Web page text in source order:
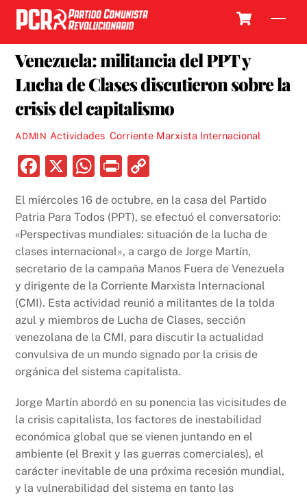
Skip
content
Venezuela: militancia del PPT y
Lucha de Clases discutieron sobre la
crisis del capitalismo
ADMIN Actividades, Corriente Marxista Internacional
F
c
e
b
o
o
k
X
W
at
s
A
p
p
P
nt p
y
Li
n
k
El miércoles 16 de octubre, en la casa del Partido
Patria Para Todos (PPT), se efectuó el conversatorio:
«Perspectivas mundiales: situación de la lucha de
clases internacional», a cargo de Jorge Martín,
secretario de la campaña Manos Fuera de Venezuela
y dirigente de la Corriente Marxista Internacional
(CMI). Esta actividad reunió a militantes de la tolda
azul y miembros de Lucha de Clases, sección
venezolana de la CMI, para discutir la actualidad
convulsiva de un mundo signado por la crisis de
orgánica del sistema capitalista.
Jorge Martín abordó en su ponencia las vicisitudes de
la crisis capitalista, los factores de inestabilidad
económica global que se vienen juntando en el
ambiente (el Brexit y las guerras comerciales), el
carácter inevitable de una próxima recesión mundial,
y la vulnerabilidad del sistema en tanto las